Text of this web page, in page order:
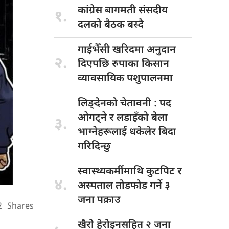
Shares
१. कांग्रेस बागमतीसंसदीय
दलको बैठक बस्दै
२.
गाईभैँसी खरिदमाअनुदान
दिएपछि रुपाका किसान
व्यावसायिक पशुपालनमा
३.
लिङ्देनको चेतावनी : पद
ओगट्ने र लडाइँको बेला
भाग्नेहरूलाई धकेलेर बिदा
गरिदिन्छु
४.
स्वास्थ्यकर्मीमाथि कुटपिटर
अस्पताल तोडफोड गर्ने ३
जना पक्राउ
खैरो हेरोइनसहित२ जना